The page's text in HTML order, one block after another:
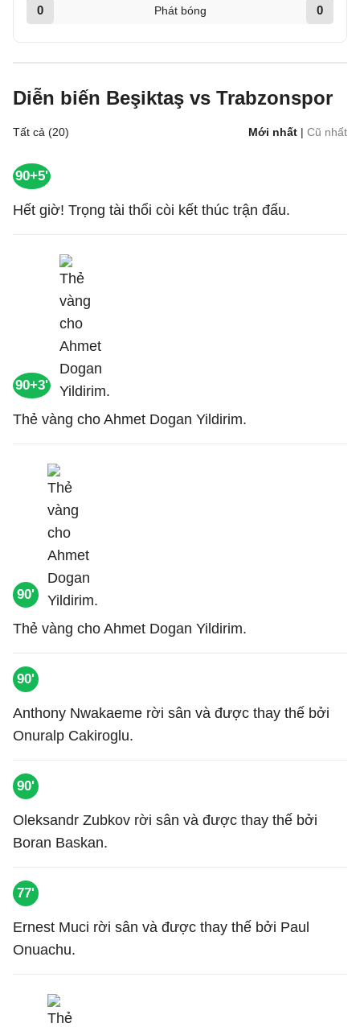
0 Phát bóng 0
Diễn biến Beşiktaş vs Trabzonspor
Tất cả (20) Mới nhất | Cũ nhất
90+5'
Hết giờ! Trọng tài thổi còi kết thúc trận đấu.
90+3'
Thẻ vàng cho Ahmet Dogan Yildirim.
90'
Thẻ vàng cho Ahmet Dogan Yildirim.
90'
Anthony Nwakaeme rời sân và được thay thế bởi
Onuralp Cakiroglu.
90'
Oleksandr Zubkov rời sân và được thay thế bởi
Boran Baskan.
77'
Ernest Muci rời sân và được thay thế bởi Paul
Onuachu.